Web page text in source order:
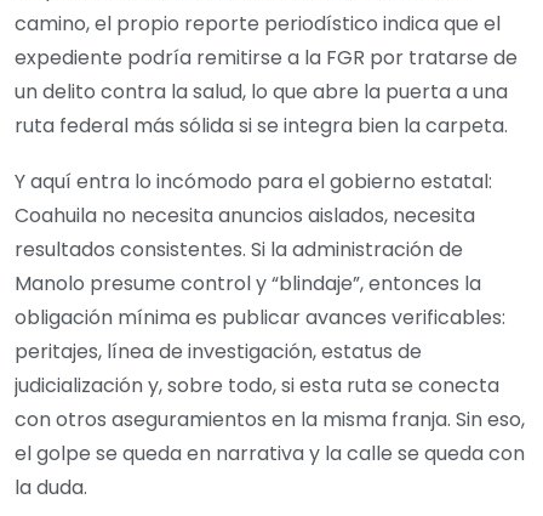
camino, el propio reporte periodístico indica que el
expediente podría remitirse a la FGR por tratarse de
un delito contra la salud, lo que abre la puerta a una
ruta federal más sólida si se integra bien la carpeta.
Y aquí entra lo incómodo para el gobierno estatal:
Coahuila no necesita anuncios aislados, necesita
resultados consistentes. Si la administración de
Manolo presume control y “blindaje”, entonces la
obligación mínima es publicar avances verificables:
peritajes, línea de investigación, estatus de
judicialización y, sobre todo, si esta ruta se conecta
con otros aseguramientos en la misma franja. Sin eso,
el golpe se queda en narrativa y la calle se queda con
la duda.